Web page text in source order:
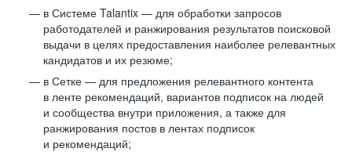
в Системе Talantix — для обработки запросов
работодателей и ранжирования результатов поисковой
выдачи в целях предоставления наиболее релевантных
кандидатов и их резюме;
в Сетке — для предложения релевантного контента
в ленте рекомендаций, вариантов подписок на людей
и сообщества внутри приложения, а также для
ранжирования постов в лентах подписок
и рекомендаций;